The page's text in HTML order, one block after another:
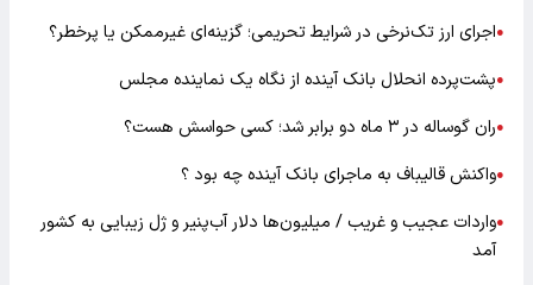
●اجرای ارز تک‌نرخی در شرایط تحریمی؛ گزینه‌ای غیرممکن یا پرخطر؟
●پشت‌پرده انحلال بانک آینده از نگاه یک نماینده مجلس
●ران گوساله در ۳ ماه دو برابر شد؛ کسی حواسش هست؟
●واکنش قالیباف به ماجرای بانک آینده چه بود ؟
●واردات عجیب و غریب / میلیون‌ها دلار آب‌پنیر و ژل زیبایی به کشور
آمد